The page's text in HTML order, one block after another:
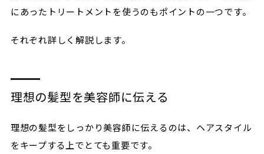
にあったトリートメントを使うのもポイントの一つです。
それぞれ詳しく解説します。
理想の髪型を美容師に伝える
理想の髪型をしっかり美容師に伝えるのは、ヘアスタイル
をキープする上でとても重要です。